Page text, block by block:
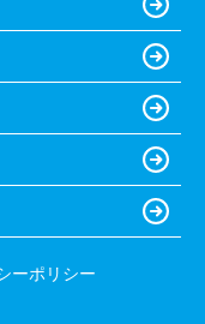
ーポリシー